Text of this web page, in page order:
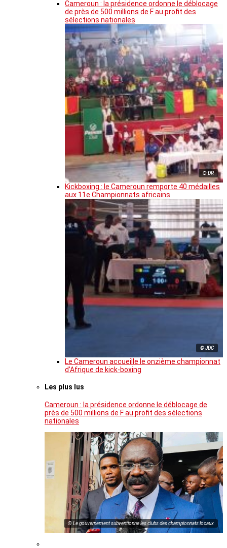
Cameroun : la présidence ordonne le déblocage
de près de 500 millions de F au profit des
sélections nationales
© DR
Kickboxing : le Cameroun remporte 40 médailles
aux 11e Championnats africains
© JDC
Le Cameroun accueille le onzième championnat
d’Afrique de kick-boxing
Les plus lus
Cameroun : la présidence ordonne le déblocage de
près de 500 millions de F au profit des sélections
nationales
© Le gouvernement subventionne les clubs des championnats locaux